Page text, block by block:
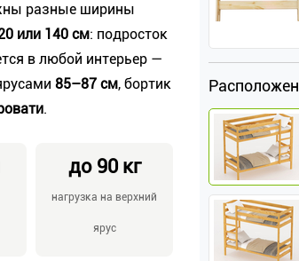
разные ширины
или 140 см: подросток
в любой интерьер —
85–87 см, бортик
.
до 90 кг
нагрузка на верхний
ярус